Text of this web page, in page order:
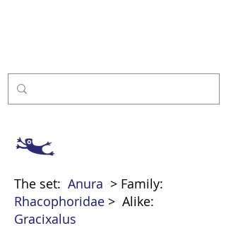
The set: Anura > Family:
Rhacophoridae > Alike:
Gracixalus